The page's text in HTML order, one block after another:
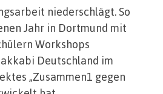
niederschlägt. So
Jahr in Dortmund mit
Workshops
Deutschland im
„Zusammen1 gegen